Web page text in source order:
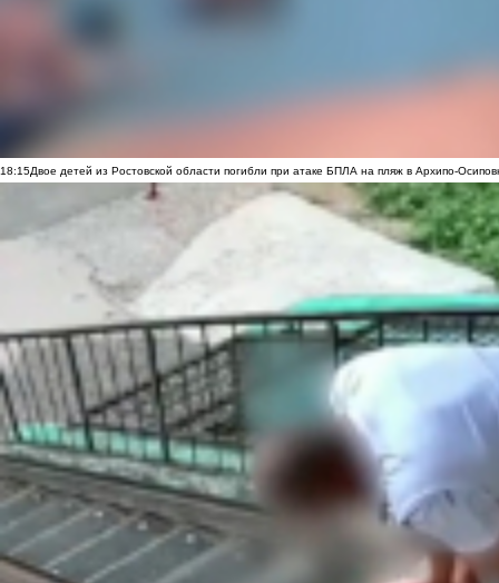
18:15Двое детей из Ростовской области погибли при атаке БПЛА на пляж в Архипо-